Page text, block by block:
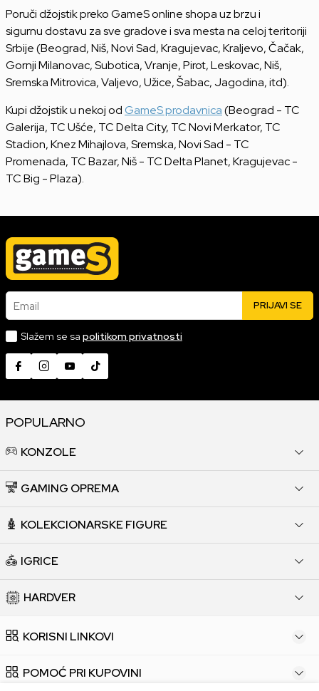
Poruči džojstik preko GameS online shopa uz brzu i
sigurnu dostavu za sve gradove i sva mesta na celoj teritoriji
Srbije (Beograd, Niš, Novi Sad, Kragujevac, Kraljevo, Čačak,
Gornji Milanovac, Subotica, Vranje, Pirot, Leskovac, Niš,
Sremska Mitrovica, Valjevo, Užice, Šabac, Jagodina, itd).
Kupi džojstik u nekoj odGameS prodavnica(Beograd - TC
Galerija, TC Ušće, TC Delta City, TC Novi Merkator, TC
Stadion, Knez Mihajlova, Sremska, Novi Sad - TC
Promenada, TC Bazar, Niš - TC Delta Planet, Kragujevac -
TC Big - Plaza).
Email PRIJAVI SE
Slažem se sa politikom privatnosti
POPULARNO
KONZOLE
GAMING OPREMA
KOLEKCIONARSKE FIGURE
IGRICE
HARDVER
KORISNI LINKOVI
POMOĆ PRI KUPOVINI